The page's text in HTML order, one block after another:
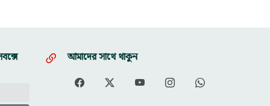
আমাদের সাথে থাকুন